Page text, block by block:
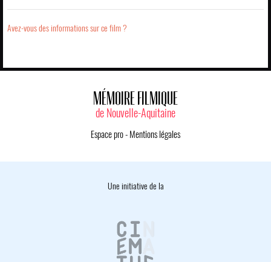
Avez-vous des informations sur ce film ?
MÉMOIRE FILMIQUE
de Nouvelle-Aquitaine
Espace pro- Mentions légales
Une initiative de la